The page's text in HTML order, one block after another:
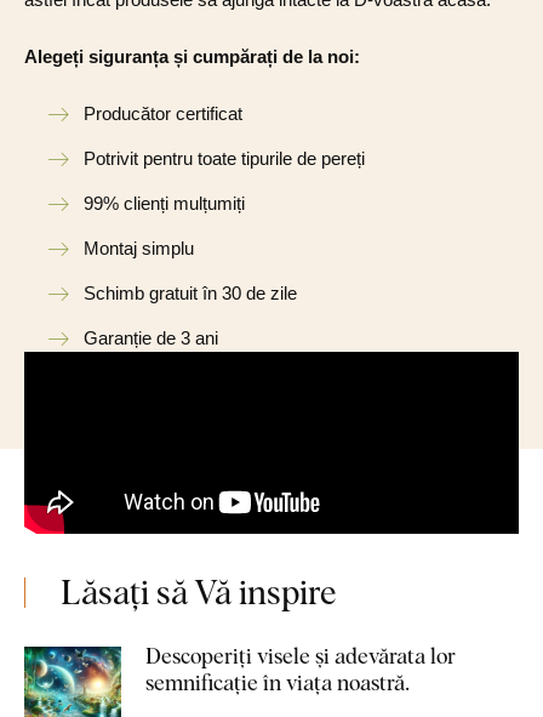
Alegeți siguranța și cumpărați de la noi:
Producător certificat
Potrivit pentru toate tipurile de pereți
99% clienți mulțumiți
Montaj simplu
Schimb gratuit în 30 de zile
Garanție de 3 ani
Lăsați să Vă inspire
Descoperiți visele și adevărata lor
semnificație în viața noastră.